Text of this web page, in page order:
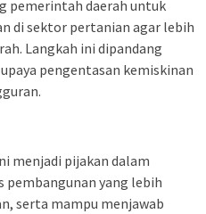
pemerintah daerah untuk
di sektor pertanian agar lebih
Langkah ini dipandang
pengentasan kemiskinan
menjadi pijakan dalam
yang lebih
serta mampu menjawab